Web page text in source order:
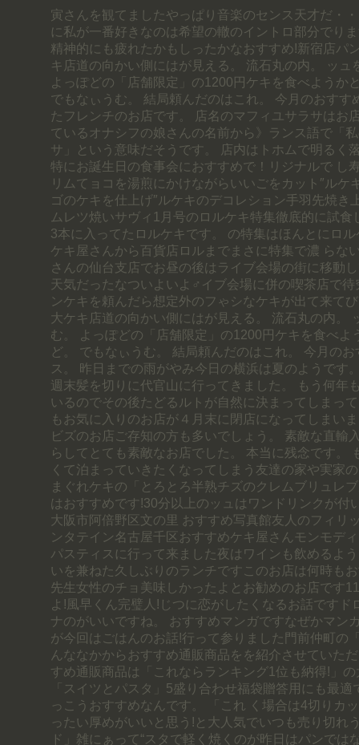
寅さんを観てましたやっぱり音楽のセンス天才だ・
に私が一番好きなのは希望の轍のイントロ部分でり
精神的にも疲れたかもしったかなおすすめ!新宿店パ
キ店道の向かい側にはが見える。 流石丸の内。 ッュ
よっぽどの「店舗限定」の1200円ケキを食べようか
でもなぃうむ。 結局頼んだのはこれ。 今月のおすす
たフレンチのお店です。 店名のマフィユサラサはお
ているオナシフの娘さんの名前から》ランス語で「
サ」という意味だそうです。 店内はトホムで明るく
特にお誕生日の食事会におすすめで！リジナルで し
リムてョコを湯煎にかけながらいいごをカット″ルケ
ゴのケキを仕上げ″ルケキのデコレション手羽先焼き
ムレツ焼いサヴィ1月号のロルケキ特集徹底的に試食
3本に入ってたロルケキです。 の特集はほんとにロ
ケキ屋さんから百貨店ロルまでまさに特集で濃 らな
さんの仙台支店でお昼の後はライブ会場の街に移動
天気だったなついよいよ♂イブ会場に併の喫茶店で
ンケキを頼んだら想定外のフゃシなケキが出て来て
大ケキ店道の向かい側にはが見える。 流石丸の内。
む。 よっぽどの「店舗限定」の1200円ケキを食べよ
ど。 でもなぃうむ。 結局頼んだのはこれ。 今月の
ス。 昨日までの雨がやみ今日の横浜は夏のようです
週末髪を切りに代官山に行ってきました。 もう何年
いるのでその後たどるルトが自然に決まってしまっ
もお気に入りのお店が４月末に閉店になってしまい
ビズのお店ご存知の方も多いでしょう。 素敵な直輸
らしてとても素敵なお店でした。 本当に残念です。
くて泊まっていきたくなってしまう友達の家や実家
まぐれケキの「とろとろ半熟チズのクレムブリュレ
はおすすめです!30分以上のッュはワンドリンクが付
大阪市阿倍野区文の里 おすすめ写真館友人のフィリ
ンタテイン名古屋千区おすすめケキ屋さんモンモデ
パスティスに行って来ました夜はワインも飲めるよ
いを兼ねた久しぶりのランチですこのお店は何時も
先生女性のチョ美味しかったよとお勧めのお店です
よ!風早くん完璧人!じつに恋がしたくなるお話ですド
ナのがいいですね。 おすすめマンガですなぜかマン
が今回はごはんのお話!行って参りました門前仲町の
んななかからおすすめ通販商品をを紹介させていた
すめ通販商品は「これならランキング1位も納得!」
「スイツとパスタ」5盛り合わせ福袋贈答用にも最適
っこうおすすめなんです。 「これ く場合は4切りカ
ったい厚めがいいと思う!と大人気でいつも売り切れ
ド」雑にぁって“スタで軽く焼くのが昨日はパンでは